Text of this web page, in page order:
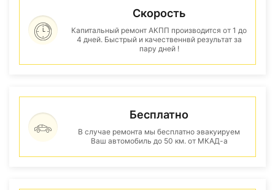
Скорость
Капитальный ремонт АКПП производится от 1 до
4 дней. Быстрый и качественнвй результат за
пару дней !
Бесплатно
В случае ремонта мы бесплатно эвакуируем
Ваш автомобиль до 50 км. от МКАД-а